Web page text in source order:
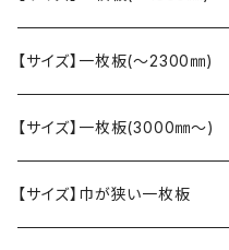
【サイズ】一枚板(〜2300㎜)
【サイズ】一枚板(3000㎜〜)
【サイズ】巾が狭い一枚板